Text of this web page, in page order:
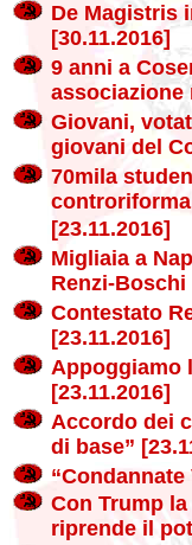
De Magistris
[30.11.2016]
9 anni a
associazione
Giovani,
giovani del
70mila
[23.11.2016]
Migliaia a
Renzi-Boschi
Contestato
[23.11.2016]
Appoggiamo
[23.11.2016]
Accordo dei
di base”
“Condannate
Con Trump
riprende il